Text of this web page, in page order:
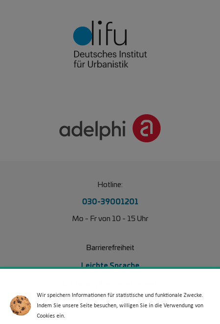
Hotline:
030-39001201
Mo - Fr von 10 - 15 Uhr
Barrierefreiheit
Leichte Sprache
Barriere melden
Wir speichern Informationen für statistische und funktionale Zwecke.
Indem Sie unsere Seite besuchen, willigen Sie in die Verwendung von
Cookies ein.